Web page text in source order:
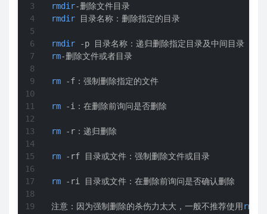
rmdir
rmdir 目录名称：删除指定的目录
rmdir
rm-删除文件或者目录
rm -f：强制删除指定的文件
rm -i：在删除前询问是否删除
rm -r：递归删除
rm -rf 目录或文件：强制删除文件或目录
rm -ri 目录或文件：在删除前询问是否确认删除
注意：因为强制删除的杀伤力太大，一般不推荐使用rm